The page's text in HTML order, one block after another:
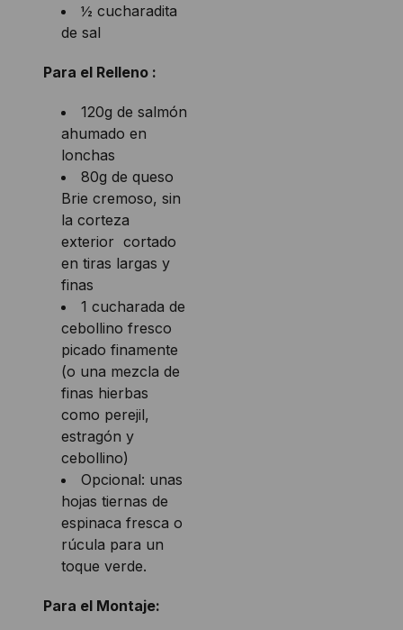
½ cucharadita
de sal
Para el Relleno :
120g de salmón
ahumado en
lonchas
80g de queso
Brie cremoso, sin
la corteza
exterior cortado
en tiras largas y
finas
1 cucharada de
cebollino fresco
picado finamente
(o una mezcla de
finas hierbas
como perejil,
estragón y
cebollino)
Opcional: unas
hojas tiernas de
espinaca fresca o
rúcula para un
toque verde.
Para el Montaje: